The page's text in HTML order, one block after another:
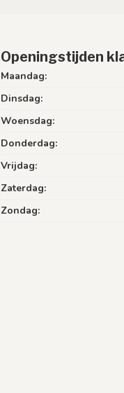
Openingstijden
Maandag:
Dinsdag:
Woensdag:
Donderdag:
Vrijdag:
Zaterdag:
Zondag: